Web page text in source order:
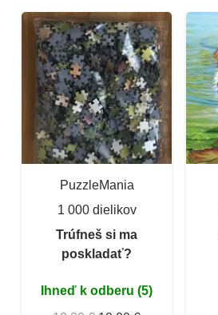
PuzzleMania
1 000 dielikov
Trúfneš si ma
poskladať?
Ihneď k odberu (5)